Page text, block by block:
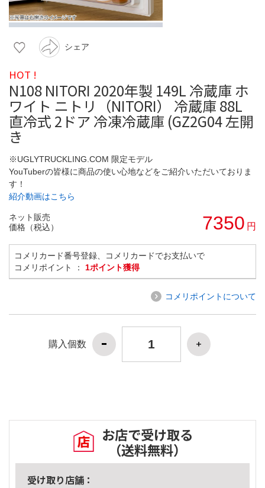
シェア
HOT !
N108 NITORI 2020年製 149L 冷蔵庫 ホ
ワイト ニトリ（NITORI） 冷蔵庫 88L
直冷式 2ドア 冷凍冷蔵庫 (GZ2G04 左開
き
※UGLYTRUCKLING.COM 限定モデル
YouTuberの皆様に商品の使い心地などをご紹介いただいておりま
す！
紹介動画はこちら
ネット販売
価格（税込）
7350 円
コメリカード番号登録、コメリカードでお支払いで
コメリポイント ： 1ポイント獲得
コメリポイントについて
購入個数
お店で受け取る
（送料無料）
受け取り店舗：